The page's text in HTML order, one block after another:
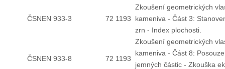
ČSNEN 933-3 72 1193
Zkoušení geometrických
kameniva - Část 3:
zrn - Index plochosti.
ČSNEN 933-8 72 1193
Zkoušení geometrických
kameniva - Část 8:
jemných částic - Zkouška